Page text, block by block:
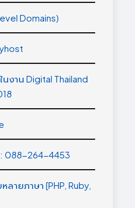
Domains)
งาน Digital Thailand
: 088-264-4453
ายภาษา [PHP, Ruby,